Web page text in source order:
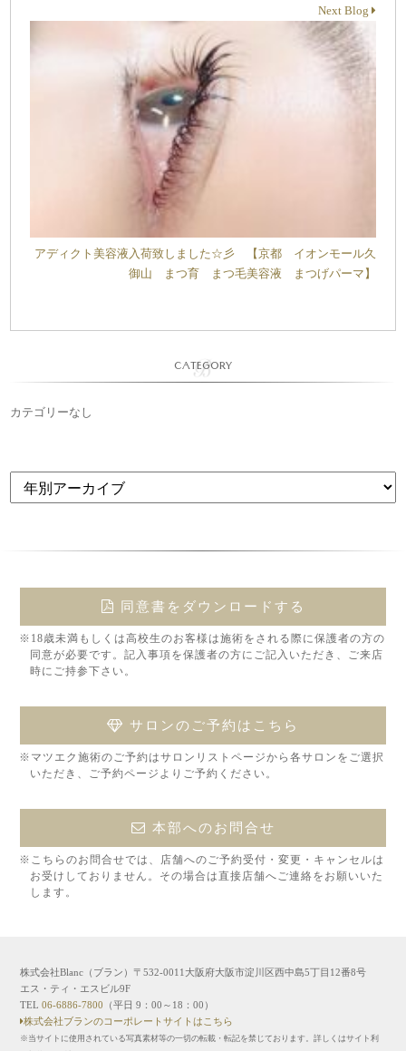
Next Blog
アディクト美容液入荷致しました☆彡 【京都 イオンモール久
御山 まつ育 まつ毛美容液 まつげパーマ】
CATEGORY
カテゴリーなし
同意書をダウンロードする
※18歳未満もしくは高校生のお客様は施術をされる際に保護者の方の
同意が必要です。記入事項を保護者の方にご記入いただき、ご来店
時にご持参下さい。
サロンのご予約はこちら
※マツエク施術のご予約はサロンリストページから各サロンをご選択
いただき、ご予約ページよりご予約ください。
本部へのお問合せ
※こちらのお問合せでは、店舗へのご予約受付・変更・キャンセルは
お受けしておりません。その場合は直接店舗へご連絡をお願いいた
します。
株式会社Blanc（ブラン）〒532-0011大阪府大阪市淀川区西中島5丁目12番8号
エス・ティ・エスビル9F
TEL06-6886-7800
（平日 9：00～18：00）
株式会社ブランのコーポレートサイトはこちら
※当サイトに使用されている写真素材等の一切の転載・転記を禁じております。詳しくはサイト利